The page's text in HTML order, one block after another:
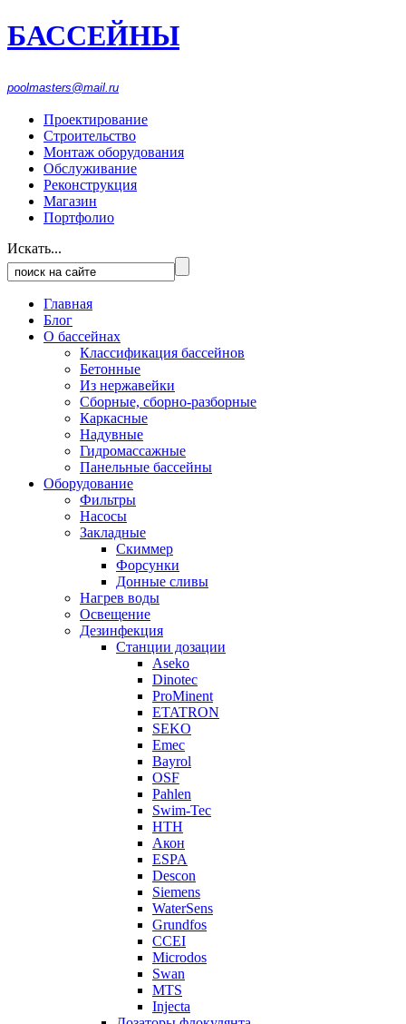
БАССЕЙНЫ
poolmasters@mail.ru
Проектирование
Строительство
Монтаж оборудования
Обслуживание
Реконструкция
Магазин
Портфолио
Искать...
Главная
Блог
О бассейнах
Классификация бассейнов
Бетонные
Из нержавейки
Сборные, сборно-разборные
Каркасные
Надувные
Гидромассажные
Панельные бассейны
Оборудование
Фильтры
Насосы
Закладные
Скиммер
Форсунки
Донные сливы
Нагрев воды
Освещение
Дезинфекция
Станции дозации
Aseko
Dinotec
ProMinent
ETATRON
SEKO
Emec
Bayrol
OSF
Pahlen
Swim-Tec
НТН
Акон
ESPA
Descon
Siemens
WaterSens
Grundfos
CCEI
Microdos
Swan
MTS
Injecta